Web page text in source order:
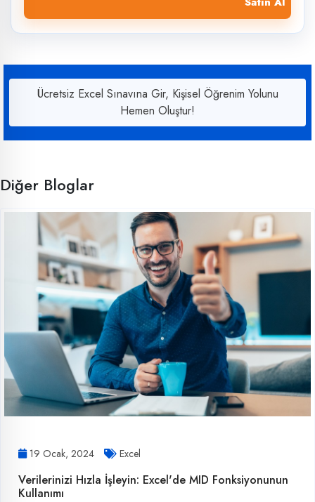
Ücretsiz Excel Sınavına Gir, Kişisel Öğrenim Yolunu
Hemen Oluştur!
Diğer Bloglar
19 Ocak, 2024 Excel
Verilerinizi Hızla İşleyin: Excel'de MID Fonksiyonunun
Kullanımı